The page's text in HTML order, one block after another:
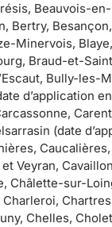
Beauvois-
Bertry,
Minervois,
Braud-et-
Bully-les-
d’application
(date
Veyran,
Châlette-sur-
Chelles,